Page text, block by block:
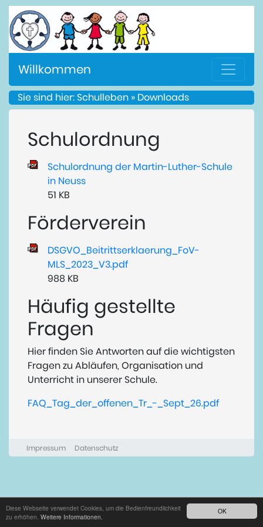
OK
Diese Webseite verwendet Cookies, um die Bedienfreundlichkeit
zu erhöhen. Weitere Informationen.
Willkommen
Sie sind hier: Schulleben » Downloads
Schulordnung
Schulordnung der Martin-Luther-Schule
in Neuss
51 KB
Förderverein
DSGVO_Beitrittserklaerung_FoV-
MLS_2023_V3.pdf
988 KB
Häufig gestellte
Fragen
Hier finden Sie Antworten auf die wichtigsten
Fragen zu Abläufen, Organisation und
Unterricht in unserer Schule.
FAQ_Tag_der_offenen_Tr_-_Sept_26.pdf
Impressum Datenschutz